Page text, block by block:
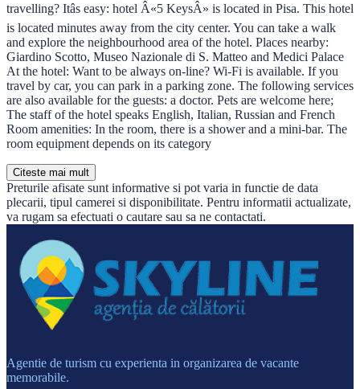
travelling? Itâs easy: hotel Â«5 KeysÂ» is located in Pisa. This hotel
is located minutes away from the city center. You can take a walk
and explore the neighbourhood area of the hotel. Places nearby:
Giardino Scotto, Museo Nazionale di S. Matteo and Medici Palace
At the hotel: Want to be always on-line? Wi-Fi is available. If you
travel by car, you can park in a parking zone. The following services
are also available for the guests: a doctor. Pets are welcome here;
The staff of the hotel speaks English, Italian, Russian and French
Room amenities: In the room, there is a shower and a mini-bar. The
room equipment depends on its category
Citeste mai mult
Preturile afisate sunt informative si pot varia in functie de data
plecarii, tipul camerei si disponibilitate. Pentru informatii actualizate,
va rugam sa efectuati o cautare sau sa ne contactati.
Agentie de turism cu experienta in organizarea de vacante
memorabile.